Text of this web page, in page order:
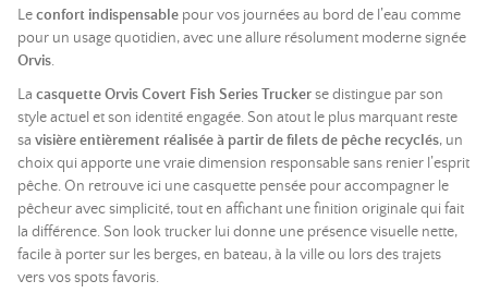
Leconfort indispensable pour vos journées au bord de l’eau comme
pour un usage quotidien, avec une allure résolument moderne signée
Orvis.
La casquette Orvis Covert Fish Series Truckerse distingue par son
style actuel et son identité engagée. Son atout le plus marquant reste
sa visière entièrement réalisée à partir de filets de pêche recyclés, un
choix qui apporte une vraie dimension responsable sans renier l’esprit
pêche. On retrouve ici une casquette pensée pour accompagner le
pêcheur avec simplicité, tout en affichant une finition originale qui fait
la différence. Son look trucker lui donne une présence visuelle nette,
facile à porter sur les berges, en bateau, à la ville ou lors des trajets
vers vos spots favoris.